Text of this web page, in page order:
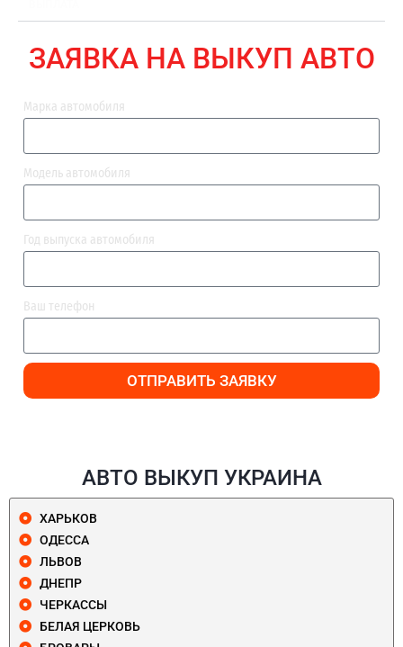
ЗАЯВКА НА ВЫКУП АВТО
Марка автомобиля
Модель автомобиля
Год выпуска автомобиля
Ваш телефон
ОТПРАВИТЬ ЗАЯВКУ
АВТО ВЫКУП УКРАИНА
ХАРЬКОВ
ОДЕССА
ЛЬВОВ
ДНЕПР
ЧЕРКАССЫ
БЕЛАЯ ЦЕРКОВЬ